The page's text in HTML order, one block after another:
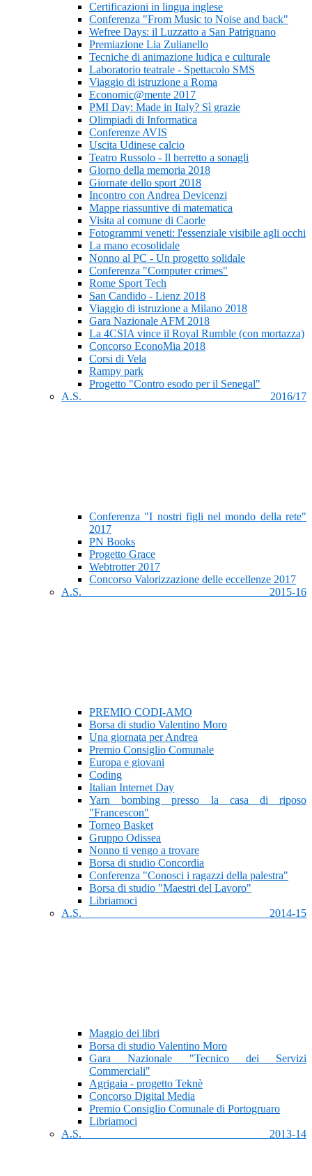
Certificazioni in lingua inglese
Conferenza "From Music to Noise and back"
Wefree Days: il Luzzatto a San Patrignano
Premiazione Lia Zulianello
Tecniche di animazione ludica e culturale
Laboratorio teatrale - Spettacolo SMS
Viaggio di istruzione a Roma
Economic@mente 2017
PMI Day: Made in Italy? Sì grazie
Olimpiadi di Informatica
Conferenze AVIS
Uscita Udinese calcio
Teatro Russolo - Il berretto a sonagli
Giorno della memoria 2018
Giornate dello sport 2018
Incontro con Andrea Devicenzi
Mappe riassuntive di matematica
Visita al comune di Caorle
Fotogrammi veneti: l'essenziale visibile agli occhi
La mano ecosolidale
Nonno al PC - Un progetto solidale
Conferenza "Computer crimes"
Rome Sport Tech
San Candido - Lienz 2018
Viaggio di istruzione a Milano 2018
Gara Nazionale AFM 2018
La 4CSIA vince il Royal Rumble (con mortazza)
Concorso EconoMia 2018
Corsi di Vela
Rampy park
Progetto "Contro esodo per il Senegal"
A.S. 2016/17
Conferenza "I nostri figli nel mondo della rete"
2017
PN Books
Progetto Grace
Webtrotter 2017
Concorso Valorizzazione delle eccellenze 2017
A.S. 2015-16
PREMIO CODI-AMO
Borsa di studio Valentino Moro
Una giornata per Andrea
Premio Consiglio Comunale
Europa e giovani
Coding
Italian Internet Day
Yarn bombing presso la casa di riposo
"Francescon"
Torneo Basket
Gruppo Odissea
Nonno ti vengo a trovare
Borsa di studio Concordia
Conferenza "Conosci i ragazzi della palestra"
Borsa di studio "Maestri del Lavoro"
Libriamoci
A.S. 2014-15
Maggio dei libri
Borsa di studio Valentino Moro
Gara Nazionale "Tecnico dei Servizi
Commerciali"
Agrigaia - progetto Teknè
Concorso Digital Media
Premio Consiglio Comunale di Portogruaro
Libriamoci
A.S. 2013-14